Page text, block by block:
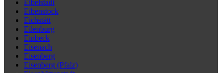
Eibelstadt
Eibenstock
Eichstätt
Eilenburg
Einbeck
Eisenach
Eisenberg
Eisenberg (Pfalz)